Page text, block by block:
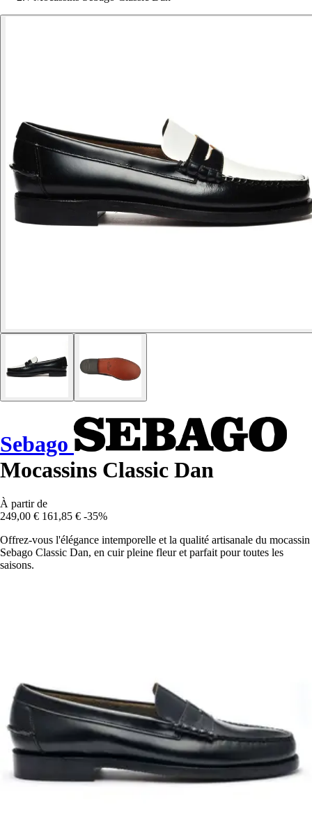
Sebago
Mocassins Classic Dan
À partir de
249,00 € 161,85 € -35%
Offrez-vous l'élégance intemporelle et la qualité artisanale du mocassin
Sebago Classic Dan, en cuir pleine fleur et parfait pour toutes les
saisons.